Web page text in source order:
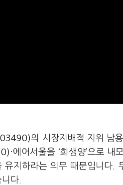
의 시장지배적 지위 남
·에어서울을 ‘희생양’으로
지하라는 의무 때문입니다.
다.